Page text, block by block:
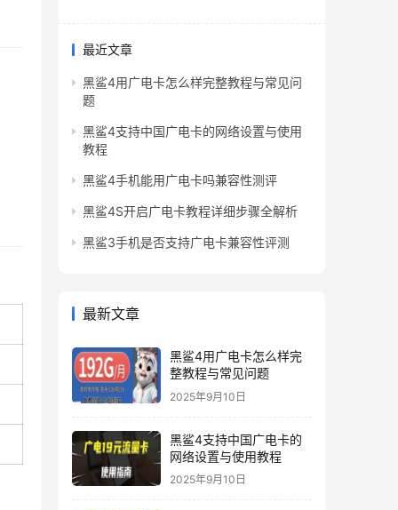
最近文章
黑鲨4用广电卡怎么样完整教程与常见问
题
黑鲨4支持中国广电卡的网络设置与使用
教程
黑鲨4手机能用广电卡吗兼容性测评
黑鲨4S开启广电卡教程详细步骤全解析
黑鲨3手机是否支持广电卡兼容性评测
最新文章
黑鲨4用广电卡怎么样完
整教程与常见问题
2025年9月10日
黑鲨4支持中国广电卡的
网络设置与使用教程
2025年9月10日